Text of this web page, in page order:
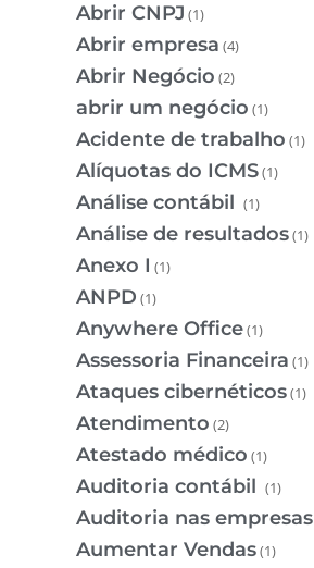
Abrir CNPJ (1)
Abrir empresa (4)
Abrir Negócio (2)
abrir um negócio (1)
Acidente de trabalho (1)
Alíquotas do ICMS(1)
Análise contábil (1)
Análise de resultados(1)
Anexo I (1)
ANPD (1)
Anywhere Office(1)
Assessoria Financeira (1)
Ataques cibernéticos(1)
Atendimento (2)
Atestado médico (1)
Auditoria contábil (1)
Auditoria nas empresas
Aumentar Vendas(1)